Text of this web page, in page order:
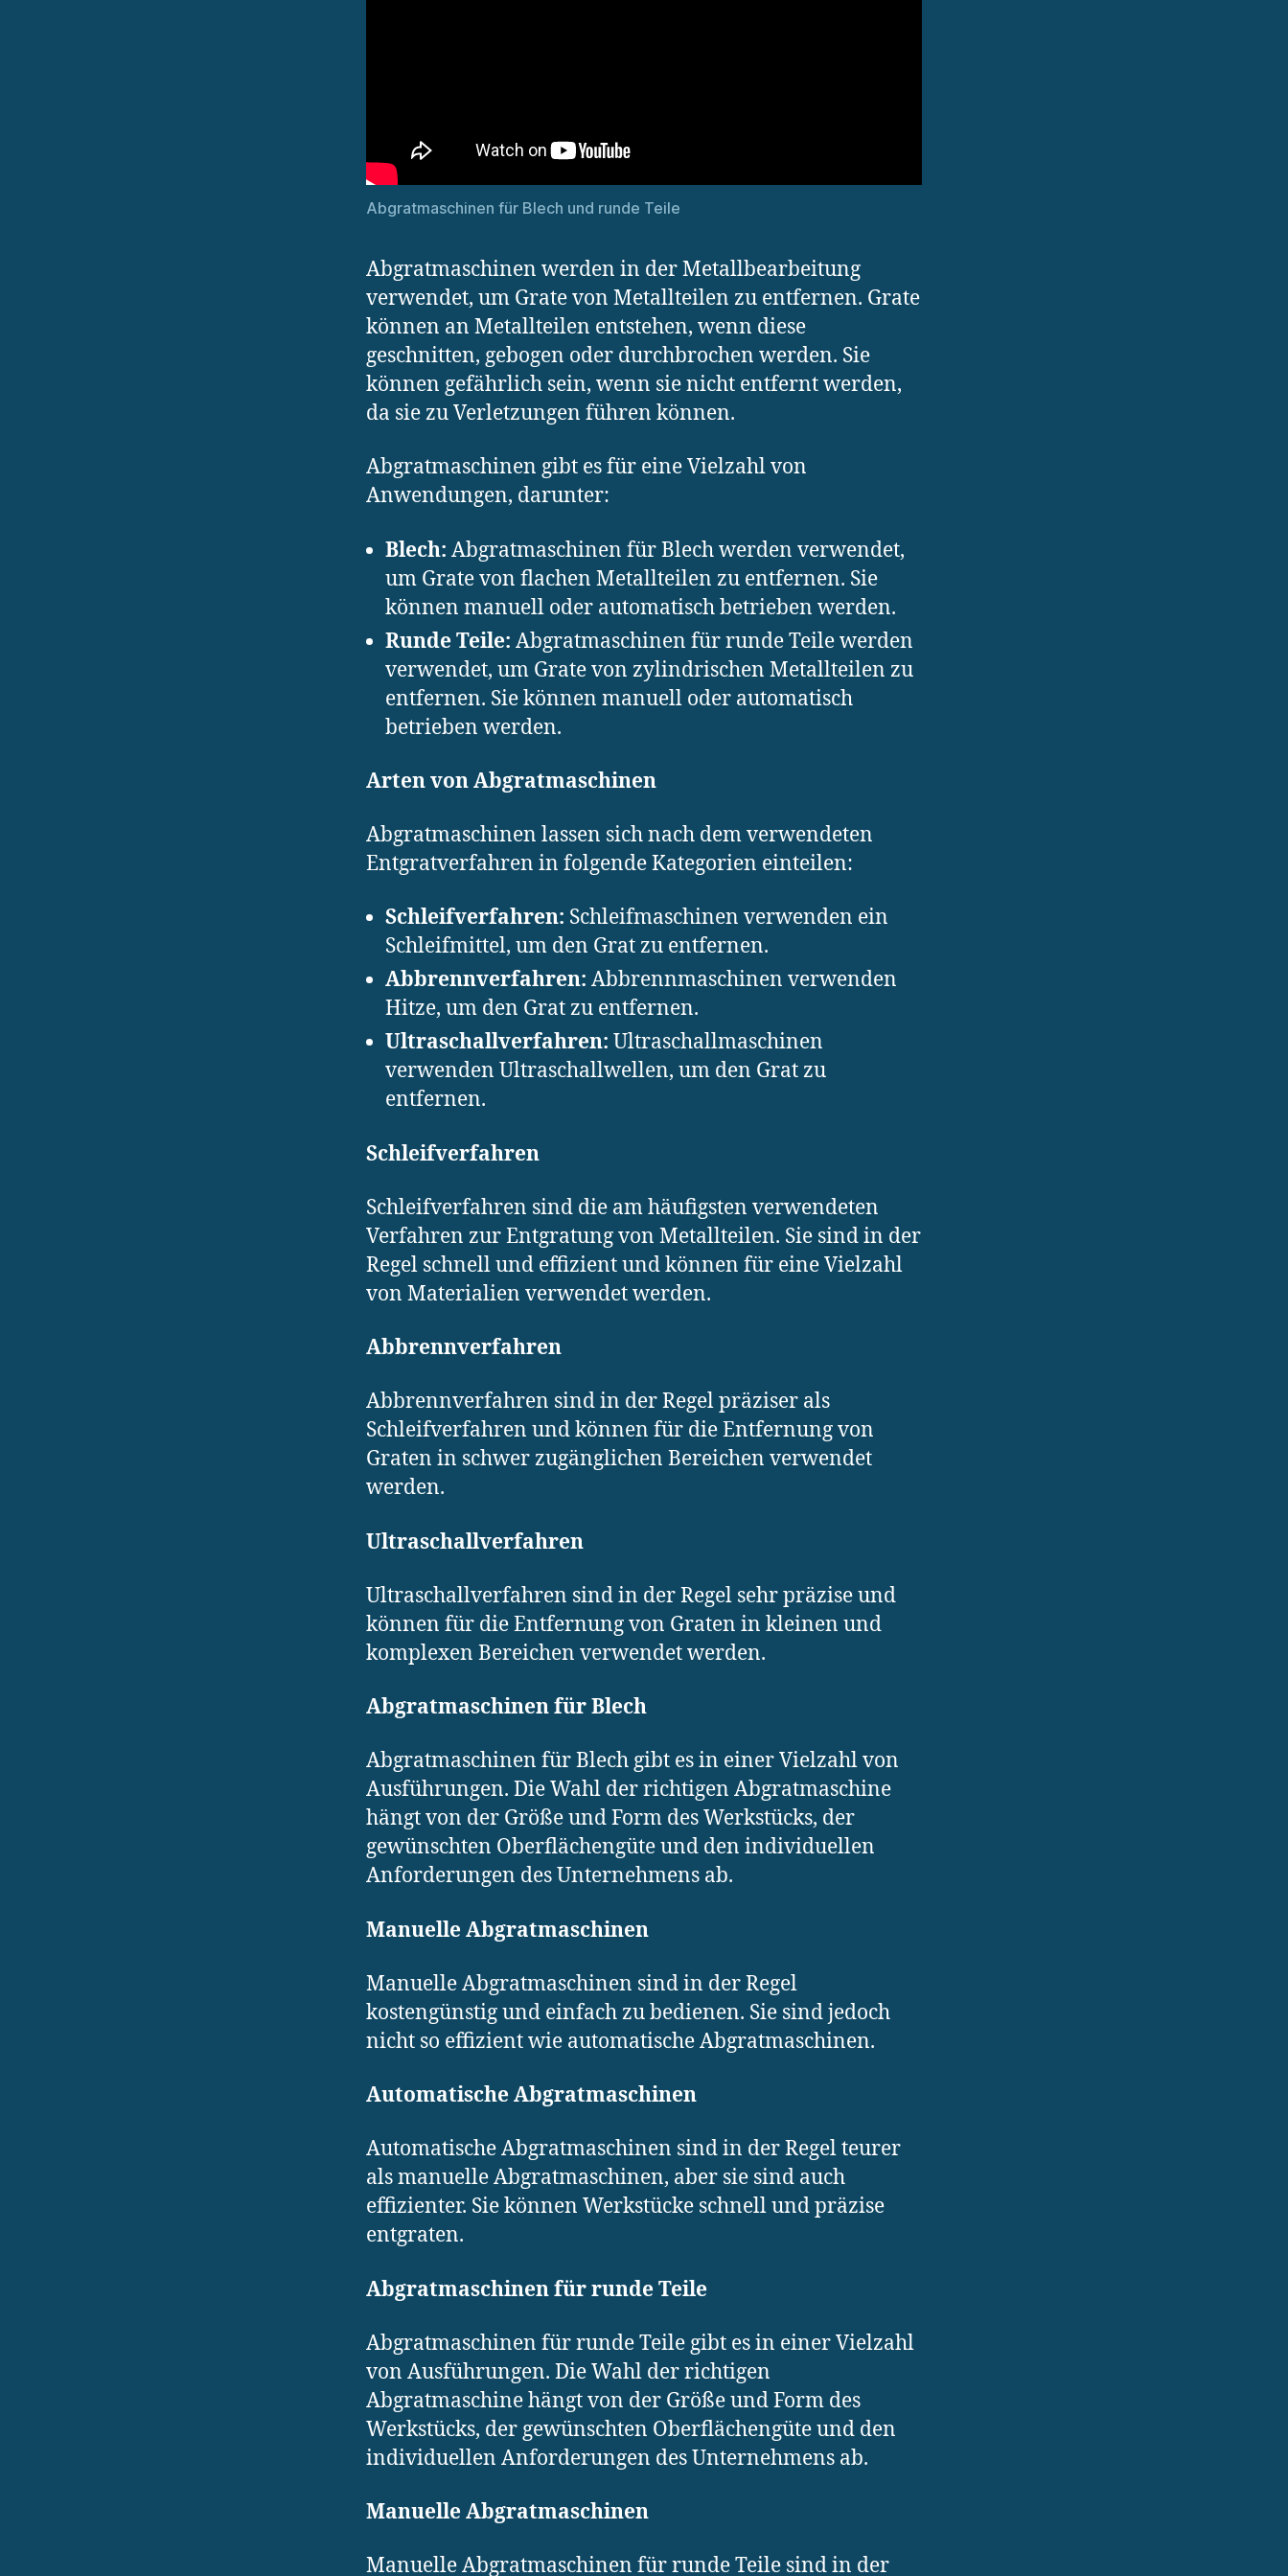
Abgratmaschinen für Blech und runde Teile
Abgratmaschinen werden in der Metallbearbeitung
verwendet, um Grate von Metallteilen zu entfernen. Grate
können an Metallteilen entstehen, wenn diese
geschnitten, gebogen oder durchbrochen werden. Sie
können gefährlich sein, wenn sie nicht entfernt werden,
da sie zu Verletzungen führen können.
Abgratmaschinen gibt es für eine Vielzahl von
Anwendungen, darunter:
Blech: Abgratmaschinen für Blech werden verwendet,
um Grate von flachen Metallteilen zu entfernen. Sie
können manuell oder automatisch betrieben werden.
Runde Teile: Abgratmaschinen für runde Teile werden
verwendet, um Grate von zylindrischen Metallteilen zu
entfernen. Sie können manuell oder automatisch
betrieben werden.
Arten von Abgratmaschinen
Abgratmaschinen lassen sich nach dem verwendeten
Entgratverfahren in folgende Kategorien einteilen:
Schleifverfahren: Schleifmaschinen verwenden ein
Schleifmittel, um den Grat zu entfernen.
Abbrennverfahren: Abbrennmaschinen verwenden
Hitze, um den Grat zu entfernen.
Ultraschallverfahren: Ultraschallmaschinen
verwenden Ultraschallwellen, um den Grat zu
entfernen.
Schleifverfahren
Schleifverfahren sind die am häufigsten verwendeten
Verfahren zur Entgratung von Metallteilen. Sie sind in der
Regel schnell und effizient und können für eine Vielzahl
von Materialien verwendet werden.
Abbrennverfahren
Abbrennverfahren sind in der Regel präziser als
Schleifverfahren und können für die Entfernung von
Graten in schwer zugänglichen Bereichen verwendet
werden.
Ultraschallverfahren
Ultraschallverfahren sind in der Regel sehr präzise und
können für die Entfernung von Graten in kleinen und
komplexen Bereichen verwendet werden.
Abgratmaschinen für Blech
Abgratmaschinen für Blech gibt es in einer Vielzahl von
Ausführungen. Die Wahl der richtigen Abgratmaschine
hängt von der Größe und Form des Werkstücks, der
gewünschten Oberflächengüte und den individuellen
Anforderungen des Unternehmens ab.
Manuelle Abgratmaschinen
Manuelle Abgratmaschinen sind in der Regel
kostengünstig und einfach zu bedienen. Sie sind jedoch
nicht so effizient wie automatische Abgratmaschinen.
Automatische Abgratmaschinen
Automatische Abgratmaschinen sind in der Regel teurer
als manuelle Abgratmaschinen, aber sie sind auch
effizienter. Sie können Werkstücke schnell und präzise
entgraten.
Abgratmaschinen für runde Teile
Abgratmaschinen für runde Teile gibt es in einer Vielzahl
von Ausführungen. Die Wahl der richtigen
Abgratmaschine hängt von der Größe und Form des
Werkstücks, der gewünschten Oberflächengüte und den
individuellen Anforderungen des Unternehmens ab.
Manuelle Abgratmaschinen
Manuelle Abgratmaschinen für runde Teile sind in der